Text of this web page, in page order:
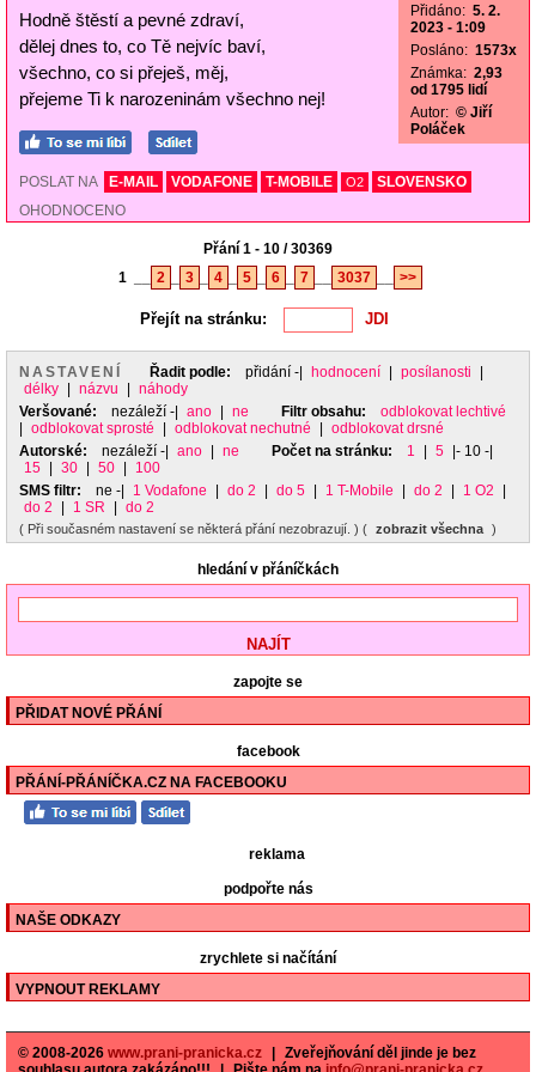
Hodně štěstí a pevné zdraví,
dělej dnes to, co Tě nejvíc baví,
všechno, co si přeješ, měj,
přejeme Ti k narozeninám všechno nej!
Přidáno: 5. 2.
2023 - 1:09
Posláno: 1573x
Známka: 2,93
od 1795 lidí
Autor: © Jiří
Poláček
POSLAT NA E-MAIL VODAFONE T-MOBILE O2
SLOVENSKO
OHODNOCENO
Přání 1 - 10 / 30369
1
2 3 4 5 6 7 3037 >>
Přejít na stránku:
NASTAVENÍ Řadit podle: přidání -| hodnocení posílanosti
délky
názvu
náhody
Veršované:
nezáleží -| ano ne Filtr obsahu:
odblokovat lechtivé
odblokovat sprosté odblokovat nechutné
odblokovat drsné
Autorské:
nezáleží -| ano ne Počet na stránku: 1 5
|- 10 -|
15
30 50
100
SMS filtr:
ne -| 1 Vodafone do 2 do 5 1 T-Mobile do 2 1 O2
do 2
1 SR do 2
( Při současném nastavení se některá přání nezobrazují. ) ( zobrazit všechna )
hledání v přáníčkách
zapojte se
PŘIDAT NOVÉ PŘÁNÍ
facebook
PŘÁNÍ-PŘÁNÍČKA.CZ NA FACEBOOKU
reklama
podpořte nás
NAŠE ODKAZY
zrychlete si načítání
VYPNOUT REKLAMY
© 2008-2026 www.prani-pranicka.cz
Zveřejňování děl jinde je bez